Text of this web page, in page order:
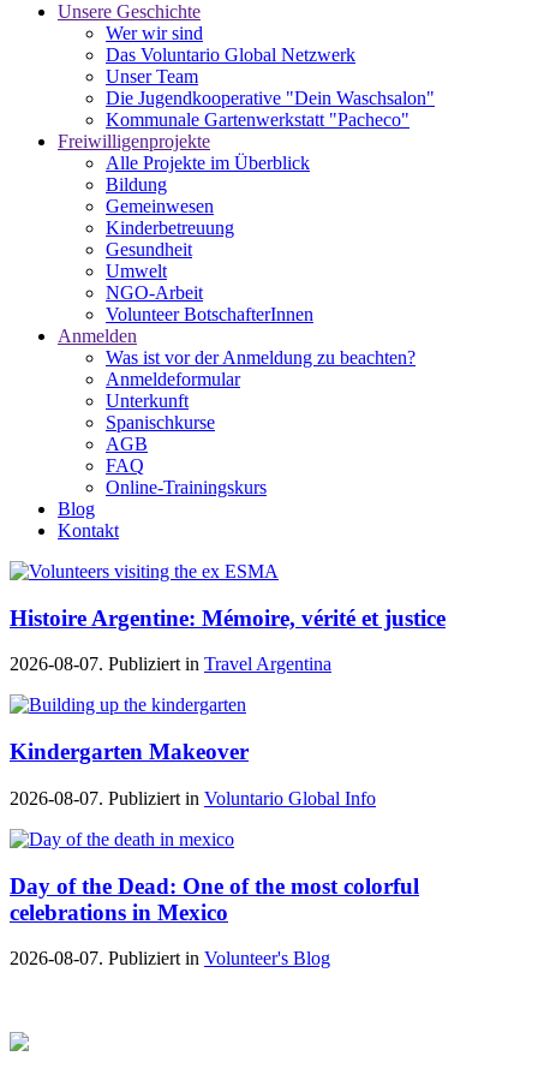
Unsere Geschichte
Wer wir sind
Das Voluntario Global Netzwerk
Unser Team
Die Jugendkooperative "Dein Waschsalon"
Kommunale Gartenwerkstatt "Pacheco"
Freiwilligenprojekte
Alle Projekte im Überblick
Bildung
Gemeinwesen
Kinderbetreuung
Gesundheit
Umwelt
NGO-Arbeit
Volunteer BotschafterInnen
Anmelden
Was ist vor der Anmeldung zu beachten?
Anmeldeformular
Unterkunft
Spanischkurse
AGB
FAQ
Online-Trainingskurs
Blog
Kontakt
Histoire Argentine: Mémoire, vérité et justice
2026-08-07. Publiziert in Travel Argentina
Kindergarten Makeover
2026-08-07. Publiziert in Voluntario Global Info
Day of the Dead: One of the most colorful
celebrations in Mexico
2026-08-07. Publiziert in Volunteer's Blog